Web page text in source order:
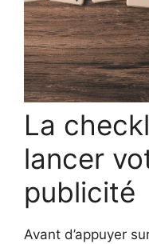
La
lancer
publicité
Avant d’appuyer